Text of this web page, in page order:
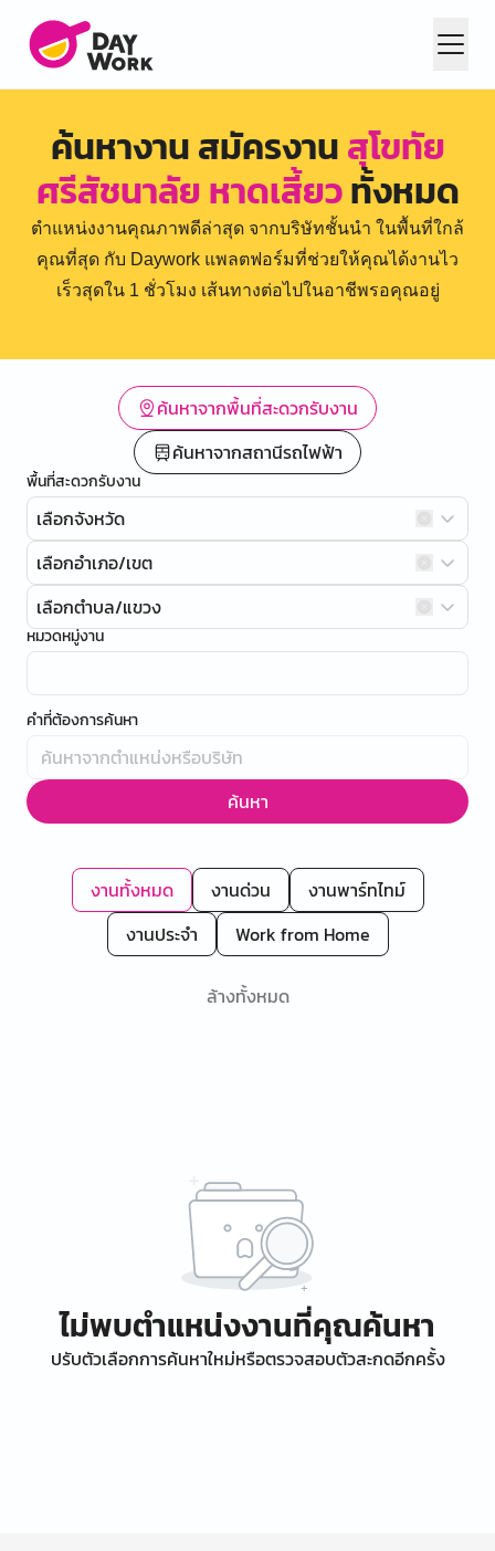
ค้นหางาน สมัครงานสุโขทัย
ศรีสัชนาลัย หาดเสี้ยวทั้งหมด
ตำแหน่งงานคุณภาพดีล่าสุด จากบริษัทชั้นนำ ในพื้นที่ใกล้
คุณที่สุด กับ Daywork แพลตฟอร์มที่ช่วยให้คุณได้งานไว
เร็วสุดใน 1 ชั่วโมง เส้นทางต่อไปในอาชีพรอคุณอยู่
ค้นหาจากพื้นที่สะดวกรับงาน
ค้นหาจากสถานีรถไฟฟ้า
พื้นที่สะดวกรับงาน
เลือกจังหวัด
เลือกอำเภอ/เขต
เลือกตำบล/แขวง
หมวดหมู่งาน
คำที่ต้องการค้นหา
ค้นหา
งานทั้งหมด งานด่วน
งานพาร์ทไทม์
งานประจำ
Work from Home
ล้างทั้งหมด
ไม่พบตำแหน่งงานที่คุณค้นหา
ปรับตัวเลือกการค้นหาใหม่หรือตรวจสอบตัวสะกดอีกครั้ง